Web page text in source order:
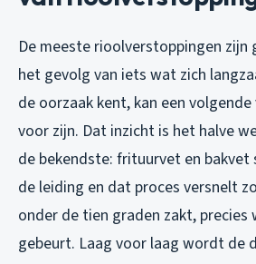
De meeste rioolverstoppingen zijn
het gevolg van iets wat zich
de oorzaak kent, kan een
voor zijn. Dat inzicht is het halve
de bekendste: frituurvet en
de leiding en dat proces versnelt
onder de tien graden zakt,
gebeurt. Laag voor laag wordt de